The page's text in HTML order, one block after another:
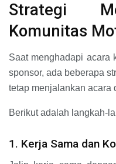
Strategi
Komunitas
Saat menghadapi acara
sponsor, ada beberapa
tetap menjalankan acara
Berikut adalah langkah-
1. Kerja Sama dan